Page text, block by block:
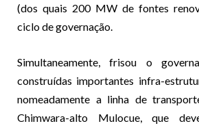
(dos quais 200 MW de fontes
ciclo de governação.
Simultaneamente, frisou o
construídas importantes infra-
nomeadamente a linha de
Chimwara-alto Mulocue, que